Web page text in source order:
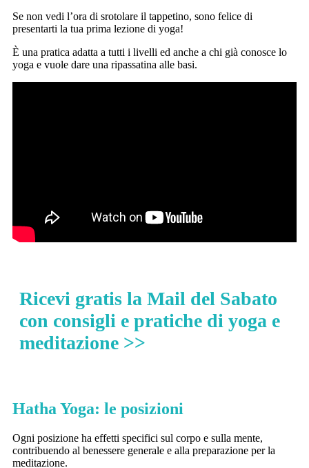
Se non vedi l’ora di srotolare il tappetino, sono felice di
presentarti la tua prima lezione di yoga!
È una pratica adatta a tutti i livelli ed anche a chi già conosce lo
yoga e vuole dare una ripassatina alle basi.
Ricevi gratis la Mail del Sabato
con consigli e pratiche di yoga e
meditazione >>
Hatha Yoga: le posizioni
Ogni posizione ha effetti specifici sul corpo e sulla mente,
contribuendo al benessere generale e alla preparazione per la
meditazione.